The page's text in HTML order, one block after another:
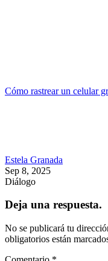
Cómo rastrear un celular
Estela Granada
Sep 8, 2025
Diálogo
Deja una respuesta.
No se publicará tu
obligatorios están